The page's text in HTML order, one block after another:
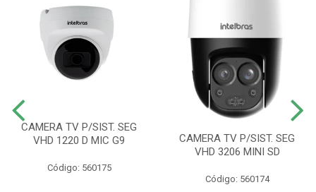
CAMERA TV P/SIST. SEG
VHD 1220 D MIC G9
Código: 560175
CAMERA TV P/SIST. SEG
VHD 3206 MINI SD
Código: 560174